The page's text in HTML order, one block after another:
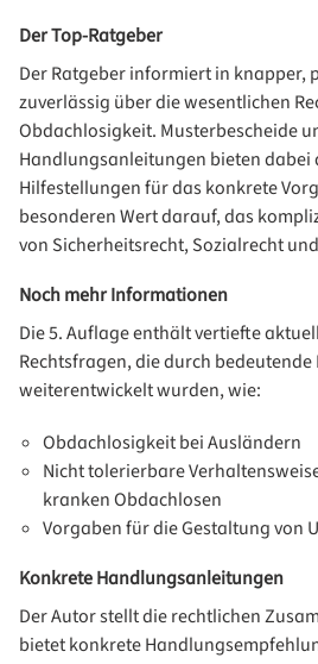
Der Top-Ratgeber
Der Ratgeber informiert in knapper,
zuverlässig über die wesentlichen
Obdachlosigkeit. Musterbescheide
Handlungsanleitungen bieten dabei
Hilfestellungen für das konkrete
besonderen Wert darauf, das
von Sicherheitsrecht, Sozialrecht
Noch mehr Informationen
Die 5. Auflage enthält vertiefte
Rechtsfragen, die durch
weiterentwickelt wurden, wie:
Obdachlosigkeit bei Ausländern
Nicht tolerierbare
kranken Obdachlosen
Vorgaben für die Gestaltung von
Konkrete Handlungsanleitungen
Der Autor stellt die rechtlichen
bietet konkrete